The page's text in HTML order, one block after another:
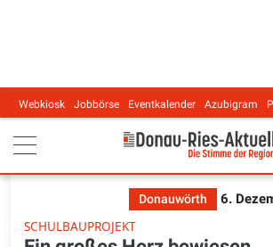
Main navigation
Webkiosk Jobbörse Eventkalender Azubigram
Donauwörth
6.
SCHULBAUPROJEKT